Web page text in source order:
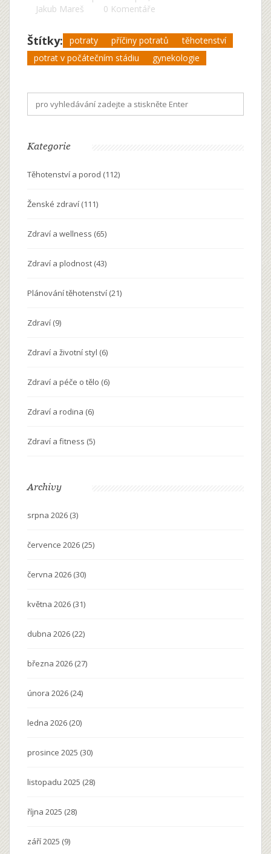
Jakub Mareš
0 Komentáře
Štítky: potraty příčiny potratů
těhotenství
potrat v počátečním stádiu
gynekologie
Kategorie
Těhotenství a porod (112)
Ženské zdraví (111)
Zdraví a wellness (65)
Zdraví a plodnost (43)
Plánování těhotenství (21)
Zdraví (9)
Zdraví a životní styl (6)
Zdraví a péče o tělo (6)
Zdraví a rodina (6)
Zdraví a fitness (5)
Archivy
srpna 2026 (3)
července 2026 (25)
června 2026 (30)
května 2026 (31)
dubna 2026 (22)
března 2026 (27)
února 2026 (24)
ledna 2026 (20)
prosince 2025 (30)
listopadu 2025 (28)
října 2025 (28)
září 2025 (9)